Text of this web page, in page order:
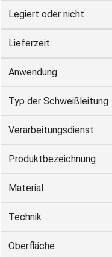
Legiert oder nicht
Lieferzeit
Anwendung
Typ der Schweißleitung
Verarbeitungsdienst
Produktbezeichnung
Material
Technik
Oberfläche